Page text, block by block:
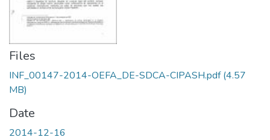
Files
INF_00147-2014-OEFA_DE-SDCA-CIPASH.pdf(4.57
MB)
Date
2014-12-16